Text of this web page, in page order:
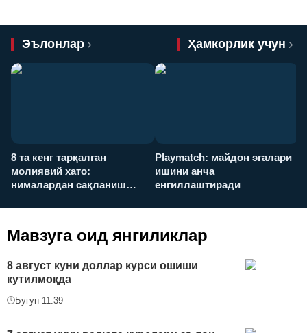
Эълонлар Ҳамкорлик учун
8 та кенг тарқалган
молиявий хато:
нималардан сақланиш
Playmatch: майдон эгалари
ишини анча
енгиллаштиради
Мавзуга оид янгиликлар
8 август куни доллар курси ошиши
кутилмоқда
Бугун 11:39